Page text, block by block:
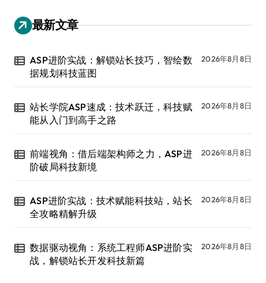
最新文章
ASP进阶实战：解锁站长技巧，智绘数
据规划科技蓝图
2026年8月8日
站长学院ASP速成：技术跃迁，科技赋
能从入门到高手之路
2026年8月8日
前端视角：借后端架构师之力，ASP进
阶破局科技新境
2026年8月8日
ASP进阶实战：技术赋能科技站，站长
全攻略精解升级
2026年8月8日
数据驱动视角：系统工程师ASP进阶实
战，解锁站长开发科技新篇
2026年8月8日